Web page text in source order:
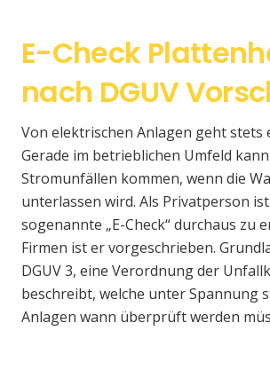
E-Check
nach DGUV
Von elektrischen Anlagen geht stets
Gerade im betrieblichen Umfeld
Stromunfällen kommen, wenn die
unterlassen wird. Als Privatperson
sogenannte „E-Check“ durchaus zu
Firmen ist er vorgeschrieben.
DGUV 3, eine Verordnung der
beschreibt, welche unter Spannung
Anlagen wann überprüft werden